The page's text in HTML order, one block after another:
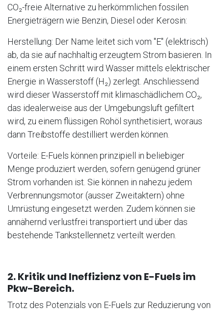
CO₂-freie Alternative zu herkömmlichen fossilen
Energieträgern wie Benzin, Diesel oder Kerosin:
Herstellung: Der Name leitet sich vom "E" (elektrisch)
ab, da sie auf nachhaltig erzeugtem Strom basieren. In
einem ersten Schritt wird Wasser mittels elektrischer
Energie in Wasserstoff (H₂) zerlegt. Anschliessend
wird dieser Wasserstoff mit klimaschädlichem CO₂,
das idealerweise aus der Umgebungsluft gefiltert
wird, zu einem flüssigen Rohöl synthetisiert, woraus
dann Treibstoffe destilliert werden können.
Vorteile: E-Fuels können prinzipiell in beliebiger
Menge produziert werden, sofern genügend grüner
Strom vorhanden ist. Sie können in nahezu jedem
Verbrennungsmotor (ausser Zweitaktern) ohne
Umrüstung eingesetzt werden. Zudem können sie
annähernd verlustfrei transportiert und über das
bestehende Tankstellennetz verteilt werden.
2. Kritik und Ineffizienz von E-Fuels im
Pkw-Bereich.
Trotz des Potenzials von E-Fuels zur Reduzierung von